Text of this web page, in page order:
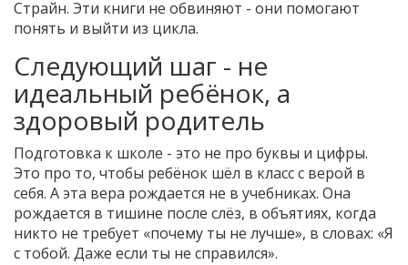
Страйн. Эти книги не обвиняют - они помогают
понять и выйти из цикла.
Следующий шаг - не
идеальный ребёнок, а
здоровый родитель
Подготовка к школе - это не про буквы и цифры.
Это про то, чтобы ребёнок шёл в класс с верой в
себя. А эта вера рождается не в учебниках. Она
рождается в тишине после слёз, в объятиях, когда
никто не требует «почему ты не лучше», в словах: «Я
с тобой. Даже если ты не справился».